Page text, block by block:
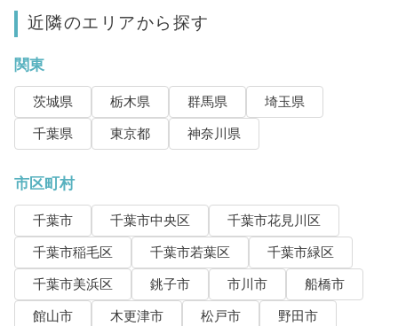
近隣のエリアから探す
関東
茨城県 栃木県 群馬県
埼玉県
千葉県
東京都 神奈川県
市区町村
千葉市 千葉市中央区
千葉市花見川区
千葉市稲毛区
千葉市若葉区
千葉市緑区
千葉市美浜区
銚子市 市川市
船橋市
館山市
木更津市 松戸市
野田市